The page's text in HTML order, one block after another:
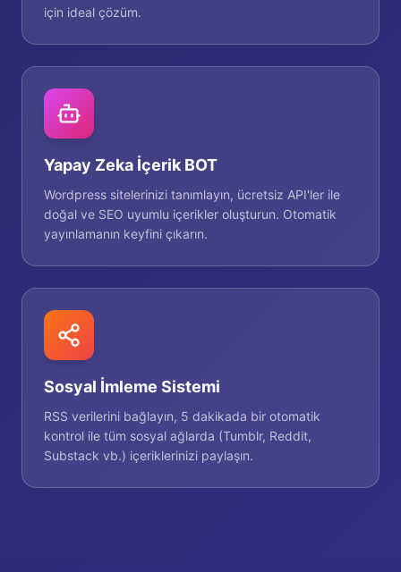
için ideal çözüm.
Yapay Zeka İçerik BOT
Wordpress sitelerinizi tanımlayın, ücretsiz API'ler ile
doğal ve SEO uyumlu içerikler oluşturun. Otomatik
yayınlamanın keyfini çıkarın.
Sosyal İmleme Sistemi
RSS verilerini bağlayın, 5 dakikada bir otomatik
kontrol ile tüm sosyal ağlarda (Tumblr, Reddit,
Substack vb.) içeriklerinizi paylaşın.